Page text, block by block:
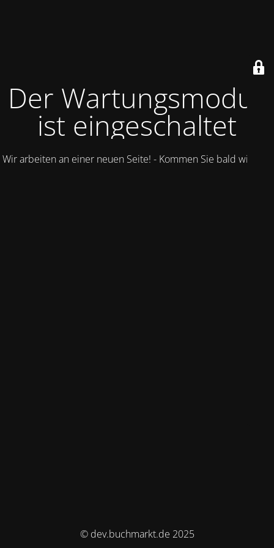
Der Wartungsmodus
ist eingeschaltet
Wir arbeiten an einer neuen Seite! - Kommen Sie bald wieder.
© dev.buchmarkt.de 2025